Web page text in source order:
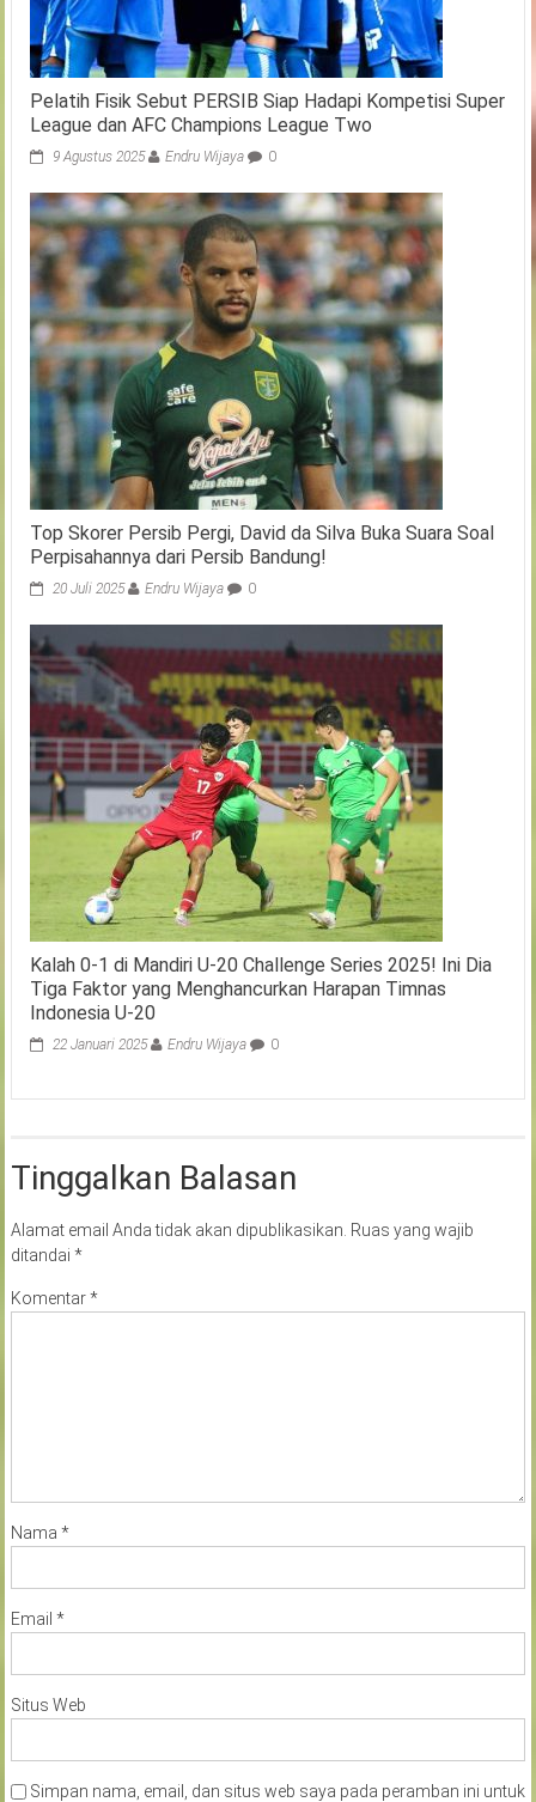
Pelatih Fisik Sebut PERSIB Siap Hadapi Kompetisi Super
League dan AFC Champions League Two
9 Agustus 2025 Endru Wijaya 0
Top Skorer Persib Pergi, David da Silva Buka Suara Soal
Perpisahannya dari Persib Bandung!
20 Juli 2025 Endru Wijaya 0
Kalah 0-1 di Mandiri U-20 Challenge Series 2025! Ini Dia
Tiga Faktor yang Menghancurkan Harapan Timnas
Indonesia U-20
22 Januari 2025 Endru Wijaya 0
Tinggalkan Balasan
Alamat email Anda tidak akan dipublikasikan. Ruas yang wajib
ditandai *
Komentar*
Nama *
Email *
Situs Web
Simpan nama, email, dan situs web saya pada peramban ini untuk